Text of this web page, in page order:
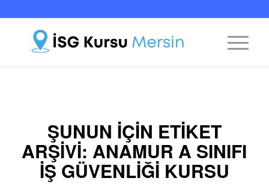
ŞUNUN IÇIN ETIKET
ARŞIVI: ANAMUR A SINIFI
İŞ GÜVENLIĞI KURSU